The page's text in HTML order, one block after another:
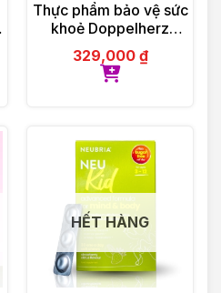
Thực phẩm bảo vệ sức
khoẻ Doppelherz
Aktiv Vitamin E
329,000 ₫
HẾT HÀNG